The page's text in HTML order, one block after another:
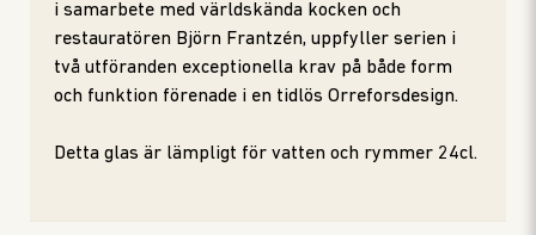
i samarbete med världskända kocken och
restauratören Björn Frantzén, uppfyller serien i
två utföranden exceptionella krav på både form
och funktion förenade i en tidlös Orreforsdesign.
Detta glas är lämpligt för vatten och rymmer 24cl.